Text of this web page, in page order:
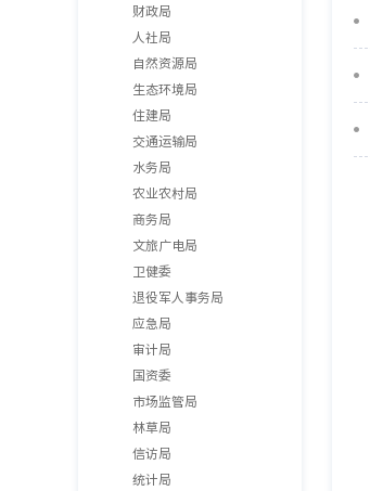
财政局
人社局
自然资源局
生态环境局
住建局
交通运输局
水务局
农业农村局
商务局
文旅广电局
卫健委
退役军人事务局
应急局
审计局
国资委
市场监管局
林草局
信访局
统计局